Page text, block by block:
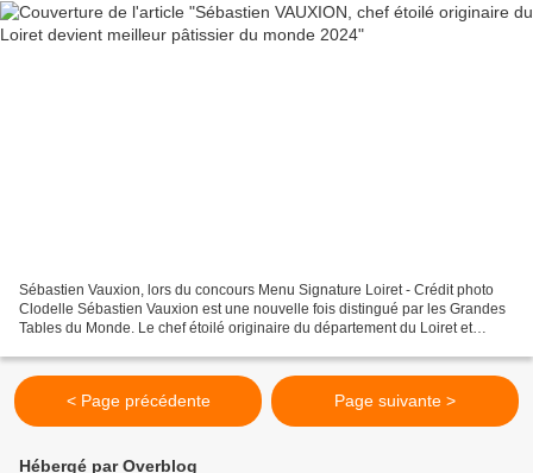
Sébastien Vauxion, lors du concours Menu Signature Loiret - Crédit photo
Clodelle Sébastien Vauxion est une nouvelle fois distingué par les Grandes
Tables du Monde. Le chef étoilé originaire du département du Loiret et
< Page précédente Page suivante >
Hébergé par Overblog